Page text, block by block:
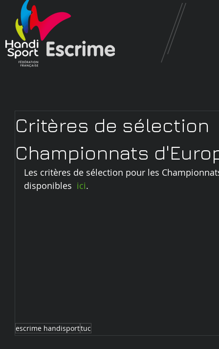
Critères de sélection
Championnats
Les critères de sélection pour les
disponibles ici.
escrime handisporttuc